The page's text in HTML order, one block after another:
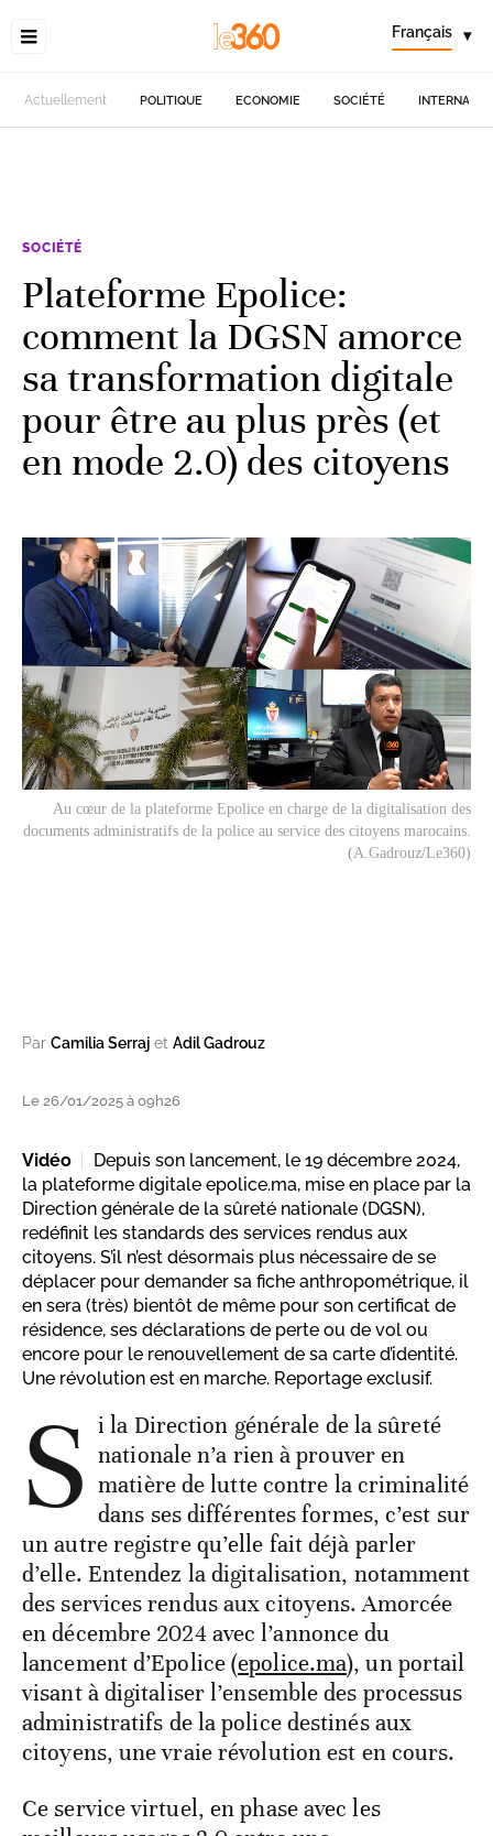
Français ▾
Actuellement POLITIQUE ECONOMIE SOCIÉTÉ
SOCIÉTÉ
Plateforme Epolice:
comment la DGSN amorce
sa transformation digitale
pour être au plus près (et
en mode 2.0) des citoyens
Au cœur de la plateforme Epolice en charge de la digitalisation des
documents administratifs de la police au service des citoyens marocains.
(A.Gadrouz/Le360)
Par Camilia Serraj et Adil Gadrouz
Le 26/01/2025 à 09h26
Vidéo
Depuis son lancement, le 19 décembre 2024,
la plateforme digitale epolice.ma, mise en place par la
Direction générale de la sûreté nationale (DGSN),
redéfinit les standards des services rendus aux
citoyens. S’il n’est désormais plus nécessaire de se
déplacer pour demander sa fiche anthropométrique, il
en sera (très) bientôt de même pour son certificat de
résidence, ses déclarations de perte ou de vol ou
encore pour le renouvellement de sa carte d’identité.
Une révolution est en marche. Reportage exclusif.
S i la Direction générale de la sûreté
nationale n’a rien à prouver en
matière de lutte contre la criminalité
dans ses différentes formes, c’est sur
un autre registre qu’elle fait déjà parler
d’elle. Entendez la digitalisation, notamment
des services rendus aux citoyens. Amorcée
en décembre 2024 avec l’annonce du
lancement d’Epolice (epolice.ma), un portail
visant à digitaliser l’ensemble des processus
administratifs de la police destinés aux
citoyens, une vraie révolution est en cours.
Ce service virtuel, en phase avec les